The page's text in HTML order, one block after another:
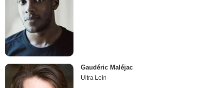
Gaudéric Maléjac
Ultra Loin